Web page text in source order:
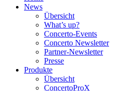
News
Übersicht
What’s up?
Concerto-Events
Concerto Newsletter
Partner-Newsletter
Presse
Produkte
Übersicht
ConcertoProX